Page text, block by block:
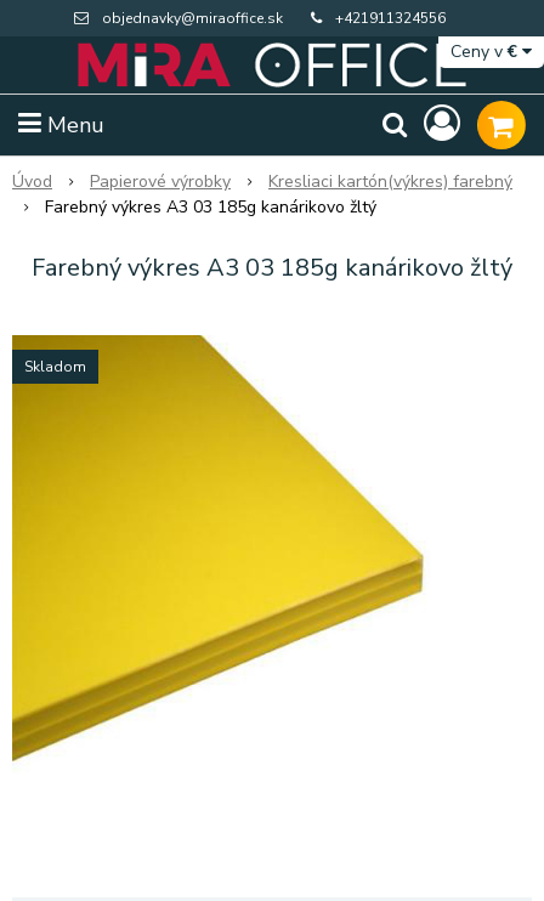
objednavky@miraoffice.sk +421911324556
Menu
Ceny v€
Úvod Papierové výrobky
Kresliaci kartón(výkres) farebný
Farebný výkres A3 03 185g kanárikovo žltý
Farebný výkres A3 03 185g kanárikovo žltý
Skladom